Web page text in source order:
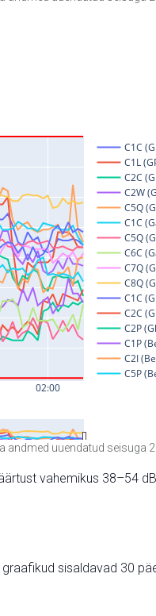
andmed uuendatud seisuga
vahemikus 38–54
sisaldavad 30